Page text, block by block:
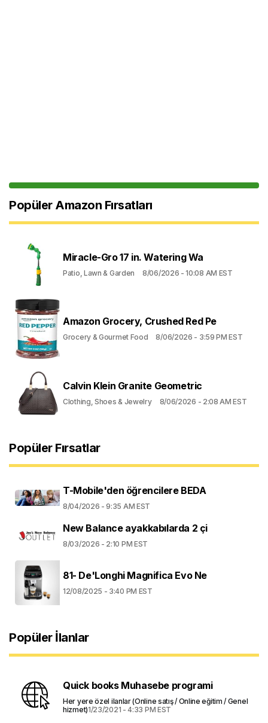
Popüler Amazon Fırsatları
Miracle-Gro 17 in. Watering Wa
Patio, Lawn & Garden 8/06/2026 - 10:08 AM EST
Amazon Grocery, Crushed Red Pe
Grocery & Gourmet Food 8/06/2026 - 3:59 PM EST
Calvin Klein Granite Geometric
Clothing, Shoes & Jewelry 8/06/2026 - 2:08 AM EST
Popüler Fırsatlar
T-Mobile'den öğrencilere BEDA
8/04/2026 - 9:35 AM EST
New Balance ayakkabılarda 2 çi
8/03/2026 - 2:10 PM EST
81- De'Longhi Magnifica Evo Ne
12/08/2025 - 3:40 PM EST
Popüler İlanlar
Quick books Muhasebe programi
Her yere özel ilanlar (Online satış / Online eğitim / Genel
hizmet)1/23/2021 - 4:33 PM EST